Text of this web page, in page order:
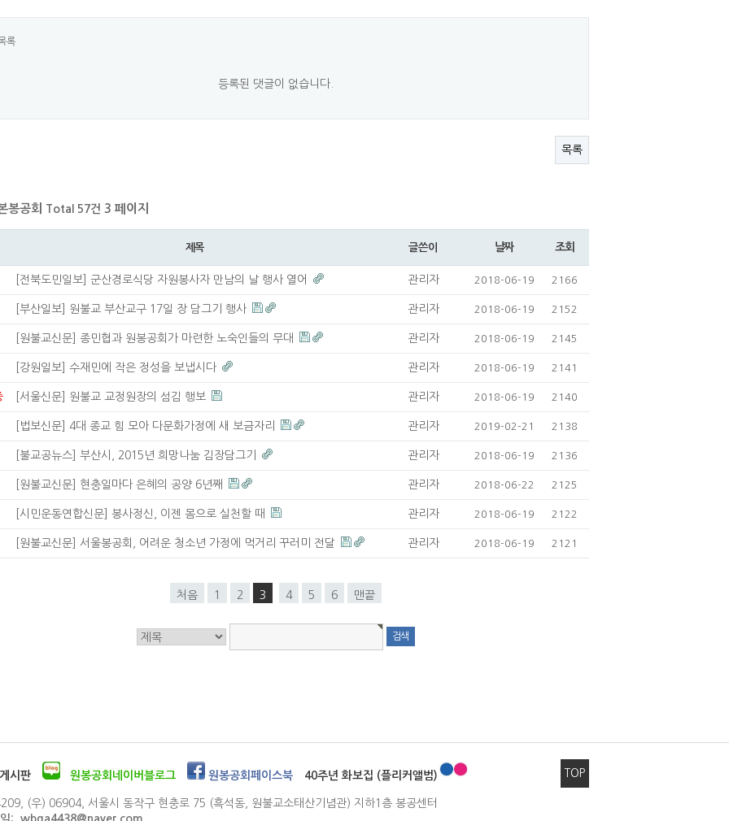
록
등록된 댓글이 없습니다.
목록
봉공회 Total 57건 3 페이지
제목 글쓴이 날짜 조회
[전북도민일보] 군산경로식당 자원봉사자 만남의 날 행사 열어 관리자 2018-06-19 2166
[부산일보] 원불교 부산교구 17일 장 담그기 행사 관리자 2018-06-19 2152
[원불교신문] 종민협과 원봉공회가 마련한 노숙인들의 무대 관리자 2018-06-19 2145
[강원일보] 수재민에 작은 정성을 보냅시다 관리자 2018-06-19 2141
[서울신문] 원불교 교정원장의 섬김 행보 관리자 2018-06-19 2140
[법보신문] 4대 종교 힘 모아 다문화가정에 새 보금자리 관리자 2019-02-21 2138
[불교공뉴스] 부산시, 2015년 희망나눔 김장담그기 관리자 2018-06-19 2136
[원불교신문] 현충일마다 은혜의 공양 6년째 관리자 2018-06-22 2125
[시민운동연합신문] 봉사정신, 이젠 몸으로 실천할 때 관리자 2018-06-19 2122
[원불교신문] 서울봉공회, 어려운 청소년 가정에 먹거리 꾸러미 전달 관리자 2018-06-19 2121
처음 1 2 3 4 5 6 맨끝
시판 원봉공회네이버블로그 원봉공회페이스북 40주년 화보집 (플리커앨범) TOP
(우) 06904, 서울시 동작구 현충로 75 (흑석동, 원불교소태산기념관) 지하1층 봉공센터
: wbga4438@naver.com